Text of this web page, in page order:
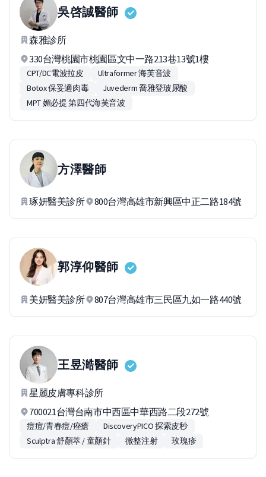
吳啓誠醫師
森雅診所
330台灣桃園市桃園區文中一路213巷13號1樓
CPT/DC電波拉皮
Ultraformer 海芙音波
Botox 保妥適肉毒
Juvederm 喬雅登玻尿酸
MPT 媚必提 第四代海芙音波
方澤醫師
琢妍醫美診所 800台灣高雄市新興區中正二路184號
郭淳仰醫師
美妍醫美診所 807台灣高雄市三民區九如一路440號
王昱澔醫師
星麗皮膚專科診所
700021台灣台南市中西區中華西路二段272號
痘痘/青春痘/痤瘡
DiscoveryPICO 探索皮秒
Sculptra 舒顏萃 / 童顏針
微整注射 玫瑰疹